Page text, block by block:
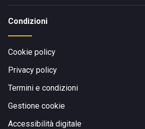
Condizioni
Cookie policy
Privacy policy
Termini e condizioni
Gestione cookie
Accessibilità digitale